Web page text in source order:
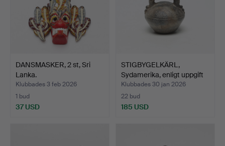
DANSMASKER, 2 st, Sri
Lanka.
Klubbades 3 feb 2026
1 bud
37 USD
STIGBYGELKÄRL,
Sydamerika, enligt uppgift
…
Klubbades 30 jan 2026
22 bud
185 USD